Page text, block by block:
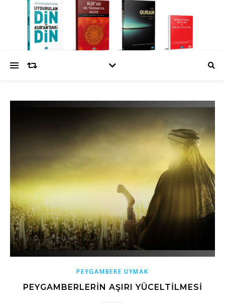
PEYGAMBERE UYMAK
PEYGAMBERLERİN AŞIRI YÜCELTİLMESİ